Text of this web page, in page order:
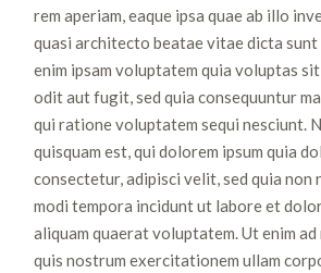
rem aperiam, eaque ipsa quae ab illo
quasi architecto beatae vitae dicta sunt
enim ipsam voluptatem quia voluptas
odit aut fugit, sed quia consequuntur
qui ratione voluptatem sequi nesciunt.
quisquam est, qui dolorem ipsum quia
consectetur, adipisci velit, sed quia non
modi tempora incidunt ut labore et
aliquam quaerat voluptatem. Ut enim ad
quis nostrum exercitationem ullam